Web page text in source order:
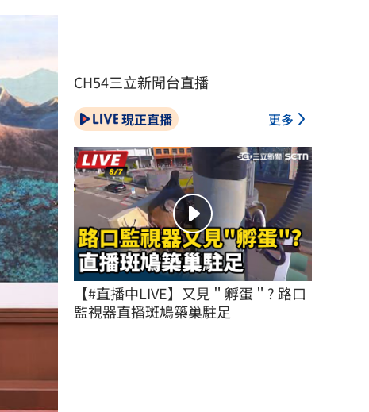
CH54三立新聞台直播
現正直播 更多
【#直播中LIVE】又見＂孵蛋＂? 路口
監視器直播斑鳩築巢駐足